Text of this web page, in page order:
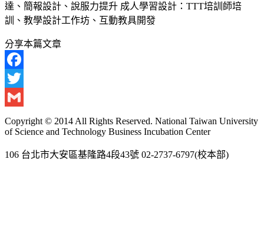
達、簡報設計、說服力提升 成人學習設計：TTT培訓師培
訓、教學設計工作坊、互動教具開發
分享本篇文章
Facebook
Twitter
Gmail
Copyright © 2014 All Rights Reserved. National Taiwan University
of Science and Technology Business Incubation Center
106 台北市大安區基隆路4段43號 02-2737-6797(校本部)